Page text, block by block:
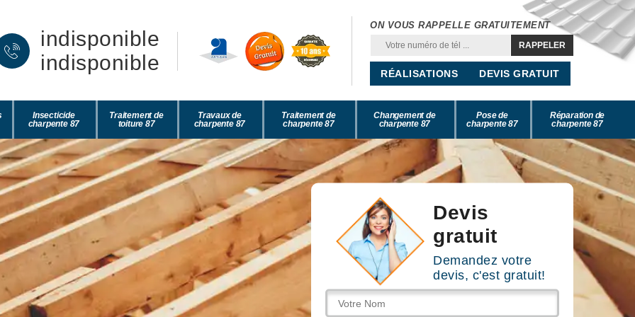
indisponible
indisponible
ON VOUS RAPPELLE GRATUITEMENT
RÉALISATIONS DEVIS GRATUIT
Insecticide
charpente 87
Traitement de
toiture 87
Travaux de
charpente 87
Traitement de
charpente 87
Changement de
charpente 87
Pose de
charpente 87
Réparation de
charpente 87
Devis
gratuit
Demandez votre
devis, c'est gratuit!